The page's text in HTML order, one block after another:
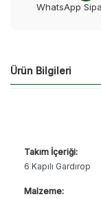
WhatsApp
Ürün Bilgileri
Takım İçeriği:
6 Kapılı Gardırop
Malzeme: